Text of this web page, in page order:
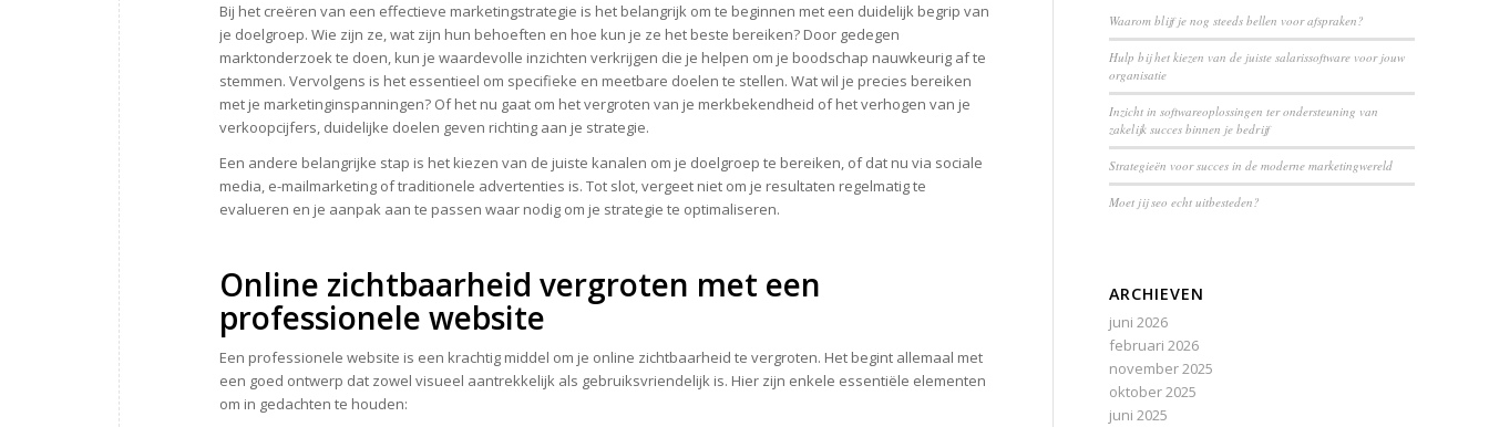
Bij het creëren van een effectieve marketingstrategie is het belangrijk om te beginnen met een duidelijk begrip van
je doelgroep. Wie zijn ze, wat zijn hun behoeften en hoe kun je ze het beste bereiken? Door gedegen
marktonderzoek te doen, kun je waardevolle inzichten verkrijgen die je helpen om je boodschap nauwkeurig af te
stemmen. Vervolgens is het essentieel om specifieke en meetbare doelen te stellen. Wat wil je precies bereiken
met je marketinginspanningen? Of het nu gaat om het vergroten van je merkbekendheid of het verhogen van je
verkoopcijfers, duidelijke doelen geven richting aan je strategie.
Een andere belangrijke stap is het kiezen van de juiste kanalen om je doelgroep te bereiken, of dat nu via sociale
media, e-mailmarketing of traditionele advertenties is. Tot slot, vergeet niet om je resultaten regelmatig te
evalueren en je aanpak aan te passen waar nodig om je strategie te optimaliseren.
Online zichtbaarheid vergroten met een
professionele website
Een professionele website is een krachtig middel om je online zichtbaarheid te vergroten. Het begint allemaal met
een goed ontwerp dat zowel visueel aantrekkelijk als gebruiksvriendelijk is. Hier zijn enkele essentiële elementen
om in gedachten te houden:
Waarom blijf je nog steeds bellen voor afspraken?
Hulp bij het kiezen van de juiste salarissoftware voor jouw
organisatie
Inzicht in softwareoplossingen ter ondersteuning van
zakelijk succes binnen je bedrijf
Strategieën voor succes in de moderne marketingwereld
Moet jij seo echt uitbesteden?
ARCHIEVEN
juni 2026
februari 2026
november 2025
oktober 2025
juni 2025